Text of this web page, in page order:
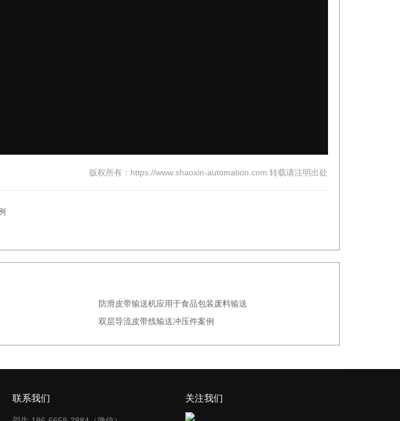
版权所有：https://www.shaoxin-automation.com 转载请注明出处
防滑皮带输送机应用于食品包装废料输送
双层导流皮带线输送冲压件案例
联系我们 关注我们